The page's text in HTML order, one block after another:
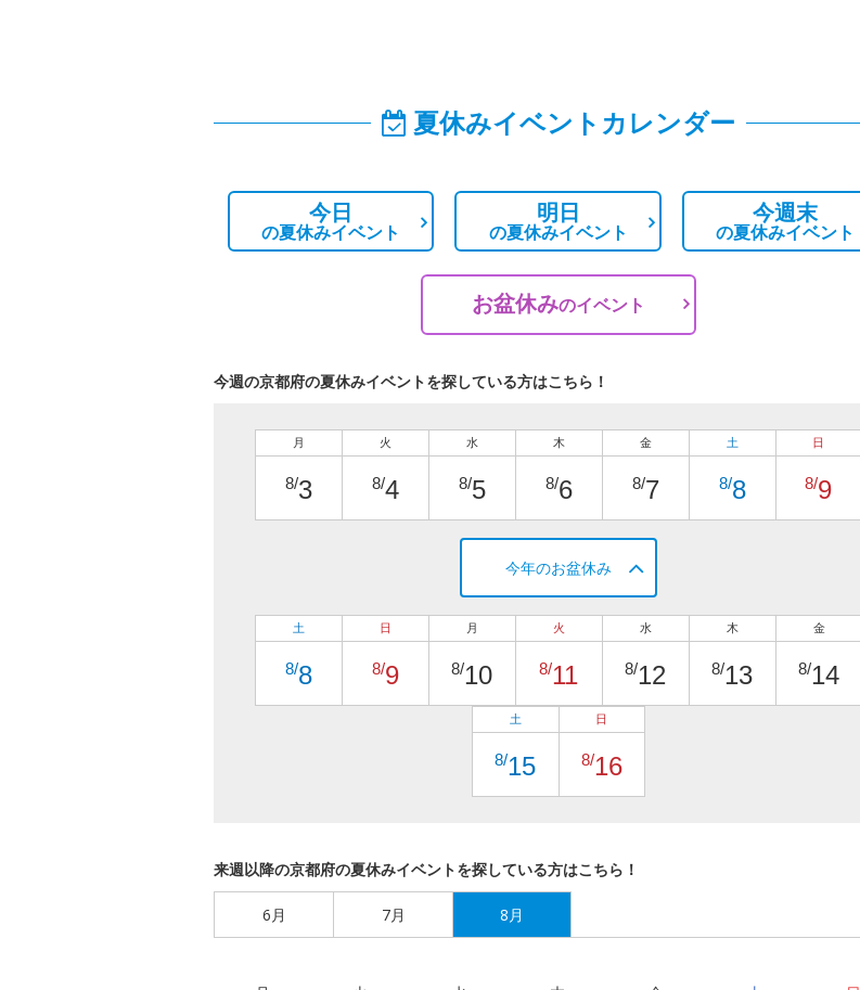
夏休みイベントカレンダー
今日
の夏休みイベント
明日
の夏休みイベント
今週末
の夏休みイベント
お盆休みのイベント
今週の京都府の夏休みイベントを探している方はこちら！
月
8/3
火
8/4
水
8/5
木
8/6
金
8/7
土
8/8
日
8/9
今年のお盆休み
土
8/8
日
8/9
月
8/10
火
8/11
水
8/12
木
8/13
金
8/14
土
8/15
日
8/16
来週以降の京都府の夏休みイベントを探している方はこちら！
6月 7月 8月